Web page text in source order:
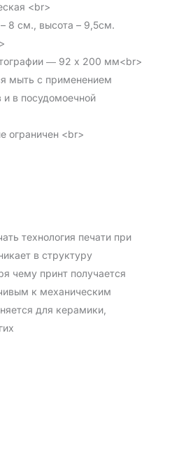
<br>
см., высота – 9,5см.
― 92 х 200 мм<br>
мыть с применением
и в посудомоечной
<br>
технология печати при
в структуру
чему принт получается
к механическим
для керамики,